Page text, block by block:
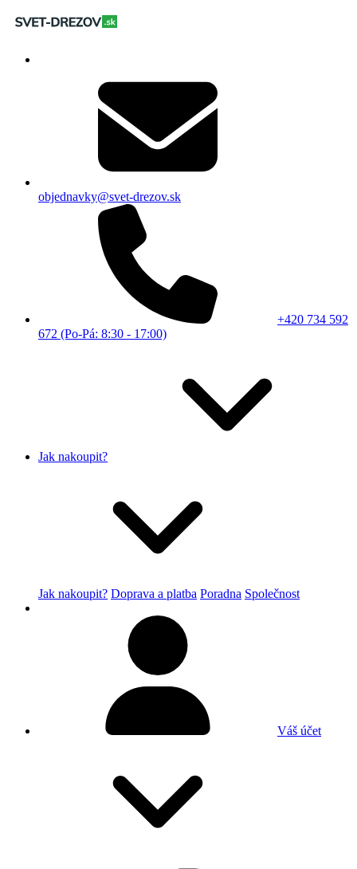
objednavky@svet-drezov.sk
+420 734 592
672 (Po-Pá: 8:30 - 17:00)
Jak nakoupit?
Jak nakoupit? Doprava a platba Poradna Společnost
Váš účet